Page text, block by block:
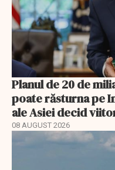
Planul de 20 de
poate răsturna pe
ale Asiei decid
08 AUGUST 2026